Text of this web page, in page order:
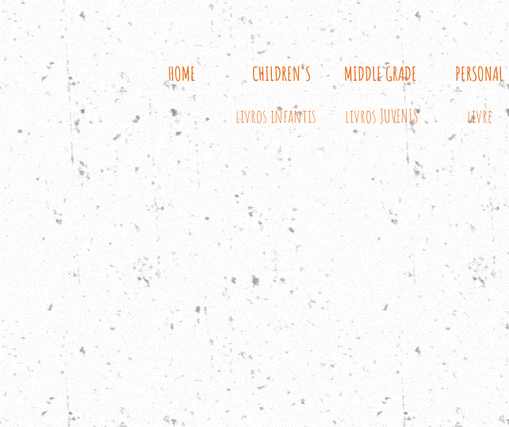
HOME CHILDREN'S MIDDLE GRADE PERSONAL
livros infantis livros JUVENIS livre